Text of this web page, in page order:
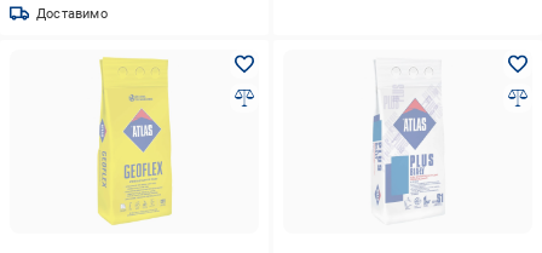
Доставимо